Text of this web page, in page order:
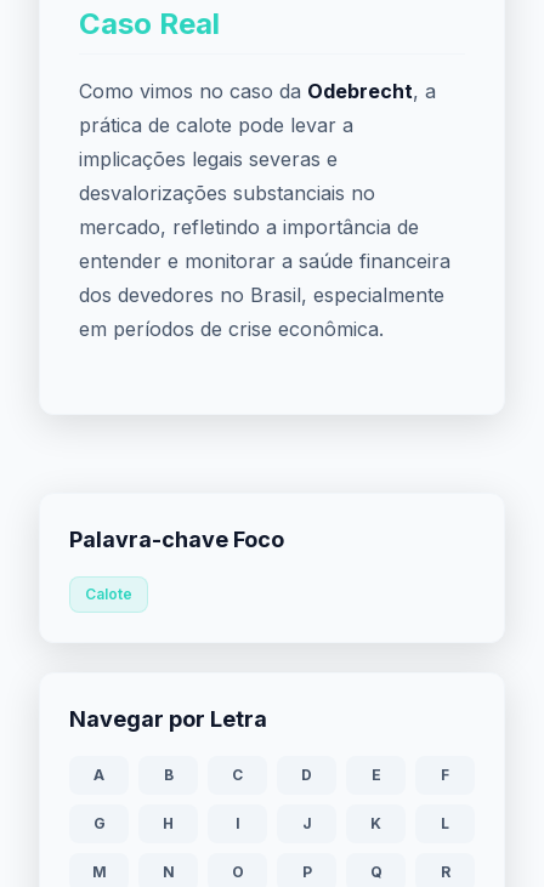
Caso Real
Como vimos no caso da Odebrecht, a
prática de calote pode levar a
implicações legais severas e
desvalorizações substanciais no
mercado, refletindo a importância de
entender e monitorar a saúde financeira
dos devedores no Brasil, especialmente
em períodos de crise econômica.
Palavra-chave Foco
Calote
Navegar por Letra
A B C D E F
G H I J K L
M N O P Q R